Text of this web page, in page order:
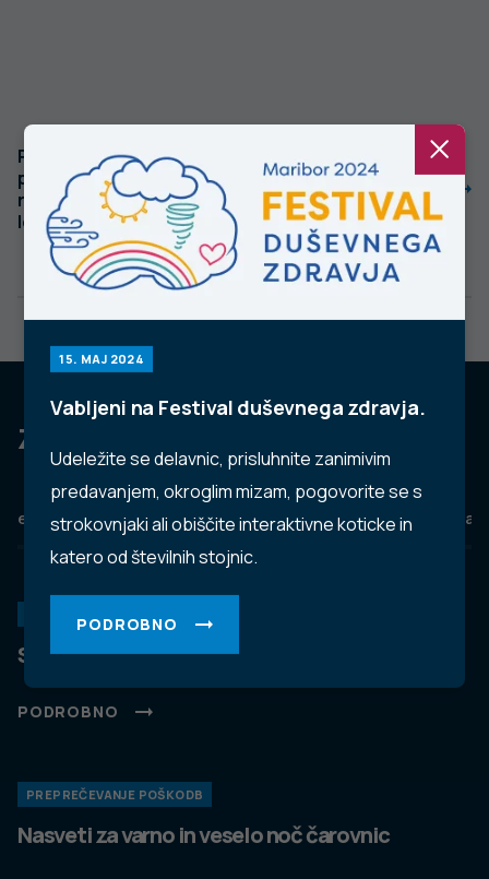
15. MAJ 2024
Vabljeni na Festival duševnega zdravja.
Udeležite se delavnic, prisluhnite zanimivim
predavanjem, okroglim mizam, pogovorite se s
strokovnjaki ali obiščite interaktivne koticke in
katero od številnih stojnic.
PODROBNO
Poraba zdravil,
predpisanih na
recept v Sloveniji v
letu 2022
Poraba zdravil v
bolnišnicah v
Sloveniji v letu
2021
Za dobro javno zdravje
eZdravje Podatkovni portal NIJZ ambulante
Spremljanje okužb s SARS-CoV-2 (covid-19)
PODROBNO
PREPREČEVANJE POŠKODB
Nasveti za varno in veselo noč čarovnic